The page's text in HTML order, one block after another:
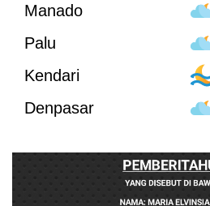
Manado
Palu
Kendari
Denpasar